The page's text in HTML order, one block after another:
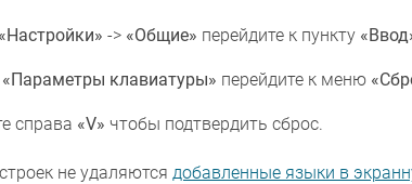
«Настройки» -> «Общие» перейдите к пункту
«Параметры клавиатуры» перейдите к меню
справа «V» чтобы подтвердить сброс.
не удаляются добавленные языки в